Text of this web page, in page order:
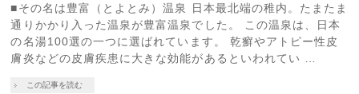
■その名は豊富（とよとみ）温泉 日本最北端の稚内。たまたま
通りかかり入った温泉が豊富温泉でした。 この温泉は、日本
の名湯100選の一つに選ばれています。 乾癬やアトピー性皮
膚炎などの皮膚疾患に大きな効能があるといわれてい …
この記事を読む